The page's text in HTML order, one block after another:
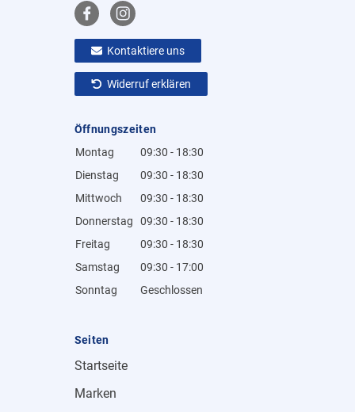
Kontaktiere uns
Widerruf erklären
Öffnungszeiten
Montag
09:30 - 18:30
Dienstag
09:30 - 18:30
Mittwoch
09:30 - 18:30
Donnerstag
09:30 - 18:30
Freitag
09:30 - 18:30
Samstag
09:30 - 17:00
Sonntag
Geschlossen
Seiten
Startseite
Marken